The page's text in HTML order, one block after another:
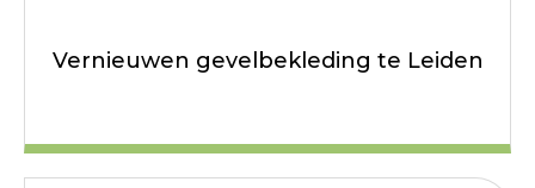
Vernieuwen gevelbekleding te Leiden